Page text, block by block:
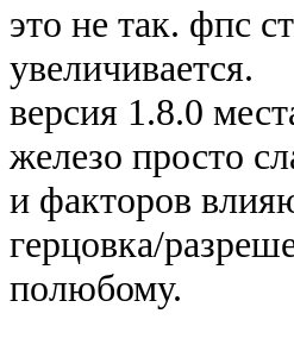
это не так. фпс
увеличивается.
версия 1.8.0
железо просто
и факторов
герцовка/
полюбому.